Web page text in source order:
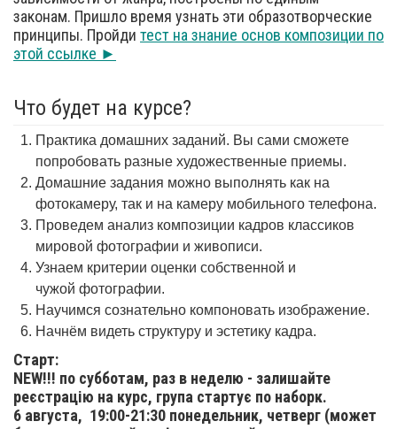
законам. Пришло время узнать эти образотворческие
принципы. Пройди тест на знание основ композиции по
этой ссылке ►
Что будет на курсе?
Практика домашних заданий. Вы сами сможете
попробовать разные художественные приемы.
Домашние задания можно выполнять как на
фотокамеру, так и на камеру мобильного телефона.
Проведем анализ композиции кадров классиков
мировой фотографии и живописи.
Узнаем критерии оценки собственной и
чужой фотографии.
Научимся сознательно компоновать изображение.
Начнём видеть структуру и эстетику кадра.
Старт:
NEW!!! по субботам, раз в неделю - залишайте
реєстрацію на курс, група стартує по наборк.
6 августа, 19:00-21:30 понедельник, четверг (может